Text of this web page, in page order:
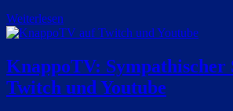
Weiterlesen
KnappoTV: Sympathischer
Twitch und Youtube